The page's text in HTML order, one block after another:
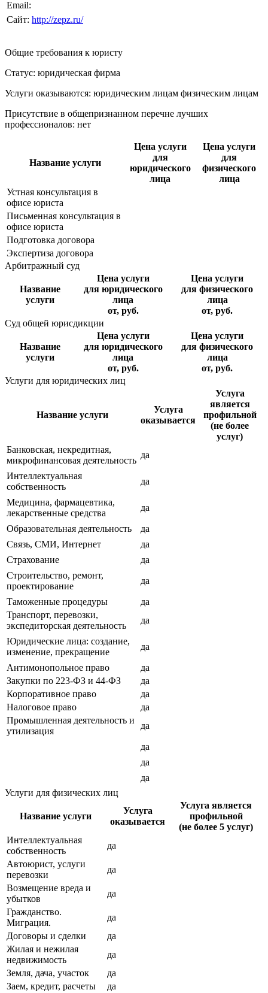
Email:
Сайт: http://zepz.ru/
Общие требования к юристу
Статус: юридическая фирма
Услуги оказываются: юридическим лицам физическим лицам
Присутствие в общепризнанном перечне лучших
профессионалов: нет
Название услуги
Цена услуги
для
юридического
лица
Цена услуги
для
физического
лица
Устная консультация в
офисе юриста
Письменная консультация в
офисе юриста
Подготовка договора
Экспертиза договора
Арбитражный суд
Название
услуги
Цена услуги
для юридического
лица
от, руб.
Цена услуги
для физического
лица
от, руб.
Суд общей юрисдикции
Название
услуги
Цена услуги
для юридического
лица
от, руб.
Цена услуги
для физического
лица
от, руб.
Услуги для юридических лиц
Название услуги
Услуга
оказывается
Услуга
является
профильной
(не более
услуг)
Банковская, некредитная,
микрофинансовая деятельность
да
Интеллектуальная
собственность
да
Медицина, фармацевтика,
лекарственные средства
да
Образовательная деятельность
да
Связь, СМИ, Интернет
да
Страхование
да
Строительство, ремонт,
проектирование
да
Таможенные процедуры
да
Транспорт, перевозки,
экспедиторская деятельность
да
Юридические лица: создание,
изменение, прекращение
да
Антимонопольное право
да
Закупки по 223-ФЗ и 44-ФЗ
да
Корпоративное право
да
Налоговое право
да
Промышленная деятельность и
утилизация
да
да
да
да
Услуги для физических лиц
Название услуги
Услуга
оказывается
Услуга является
профильной
(не более 5 услуг)
Интеллектуальная
собственность
да
Автоюрист, услуги
перевозки
да
Возмещение вреда и
убытков
да
Гражданство.
Миграция.
да
Договоры и сделки
да
Жилая и нежилая
недвижимость
да
Земля, дача, участок
да
Заем, кредит, расчеты
да